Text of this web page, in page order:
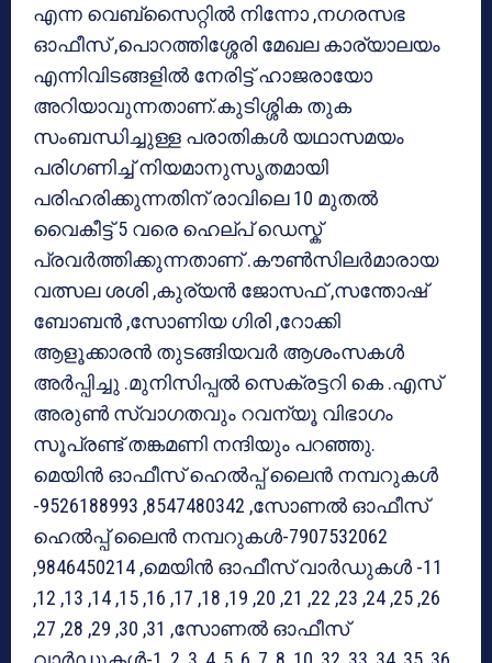
എന്ന വെബ്‌സൈറ്റിൽ നിന്നോ ,നഗരസഭ
ഓഫീസ് ,പൊറത്തിശ്ശേരി മേഖല കാര്യാലയം
എന്നിവിടങ്ങളിൽ നേരിട്ട് ഹാജരായോ
അറിയാവുന്നതാണ്.കുടിശ്ശിക തുക
സംബന്ധിച്ചുള്ള പരാതികൾ യഥാസമയം
പരിഗണിച്ച് നിയമാനുസൃതമായി
പരിഹരിക്കുന്നതിന് രാവിലെ 10 മുതൽ
വൈകീട്ട് 5 വരെ ഹെല്പ് ഡെസ്ക്
പ്രവർത്തിക്കുന്നതാണ് .കൗൺസിലർമാരായ
വത്സല ശശി ,കുര്യൻ ജോസഫ് ,സന്തോഷ്
ബോബൻ ,സോണിയ ഗിരി ,റോക്കി
ആളൂക്കാരൻ തുടങ്ങിയവർ ആശംസകൾ
അർപ്പിച്ചു .മുനിസിപ്പൽ സെക്രട്ടറി കെ .എസ്
അരുൺ സ്വാഗതവും റവന്യൂ വിഭാഗം
സൂപ്രണ്ട് തങ്കമണി നന്ദിയും പറഞ്ഞു.
മെയിൻ ഓഫീസ് ഹെൽപ്പ് ലൈൻ നമ്പറുകൾ
-9526188993 ,8547480342 ,സോണൽ ഓഫീസ്
ഹെൽപ്പ് ലൈൻ നമ്പറുകൾ-7907532062
,9846450214 ,മെയിൻ ഓഫീസ് വാർഡുകൾ -11
,12 ,13 ,14 ,15 ,16 ,17 ,18 ,19 ,20 ,21 ,22 ,23 ,24 ,25 ,26
,27 ,28 ,29 ,30 ,31 ,സോണൽ ഓഫീസ്